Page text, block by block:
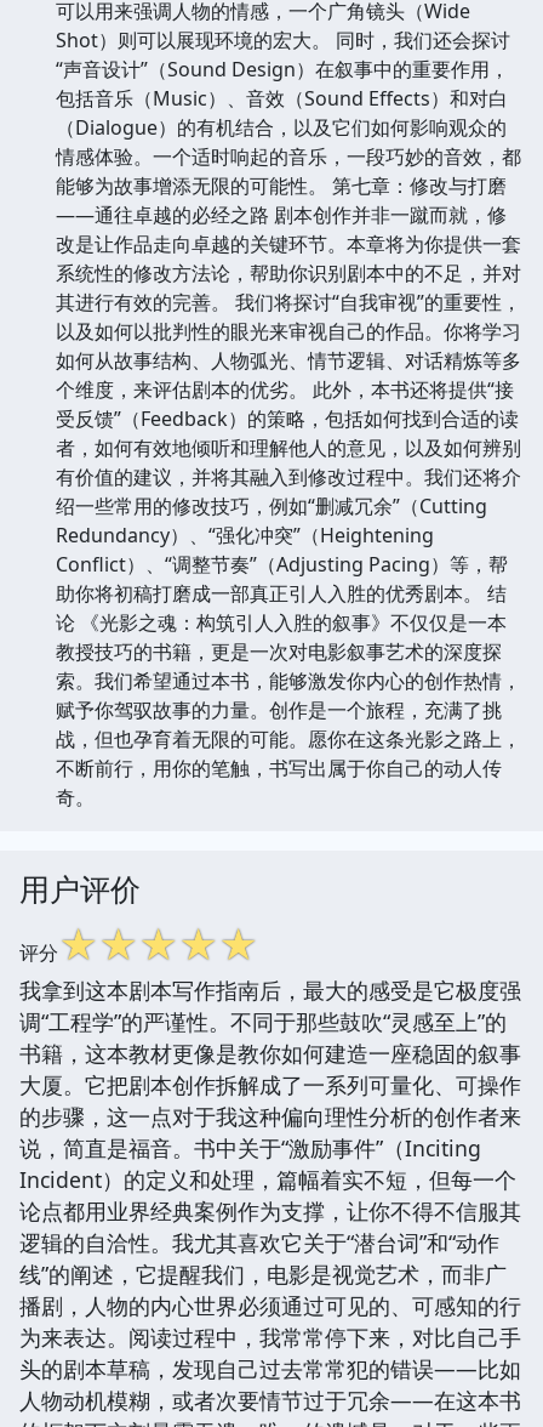
可以用来强调人物的情感，一个广角镜头（Wide
Shot）则可以展现环境的宏大。 同时，我们还会探讨
“声音设计”（Sound Design）在叙事中的重要作用，
包括音乐（Music）、音效（Sound Effects）和对白
（Dialogue）的有机结合，以及它们如何影响观众的
情感体验。一个适时响起的音乐，一段巧妙的音效，都
能够为故事增添无限的可能性。 第七章：修改与打磨
——通往卓越的必经之路 剧本创作并非一蹴而就，修
改是让作品走向卓越的关键环节。本章将为你提供一套
系统性的修改方法论，帮助你识别剧本中的不足，并对
其进行有效的完善。 我们将探讨“自我审视”的重要性，
以及如何以批判性的眼光来审视自己的作品。你将学习
如何从故事结构、人物弧光、情节逻辑、对话精炼等多
个维度，来评估剧本的优劣。 此外，本书还将提供“接
受反馈”（Feedback）的策略，包括如何找到合适的读
者，如何有效地倾听和理解他人的意见，以及如何辨别
有价值的建议，并将其融入到修改过程中。我们还将介
绍一些常用的修改技巧，例如“删减冗余”（Cutting
Redundancy）、“强化冲突”（Heightening
Conflict）、“调整节奏”（Adjusting Pacing）等，帮
助你将初稿打磨成一部真正引人入胜的优秀剧本。 结
论 《光影之魂：构筑引人入胜的叙事》不仅仅是一本
教授技巧的书籍，更是一次对电影叙事艺术的深度探
索。我们希望通过本书，能够激发你内心的创作热情，
赋予你驾驭故事的力量。创作是一个旅程，充满了挑
战，但也孕育着无限的可能。愿你在这条光影之路上，
不断前行，用你的笔触，书写出属于你自己的动人传
奇。
用户评价
评分☆☆☆☆☆
我拿到这本剧本写作指南后，最大的感受是它极度强
调“工程学”的严谨性。不同于那些鼓吹“灵感至上”的
书籍，这本教材更像是教你如何建造一座稳固的叙事
大厦。它把剧本创作拆解成了一系列可量化、可操作
的步骤，这一点对于我这种偏向理性分析的创作者来
说，简直是福音。书中关于“激励事件”（Inciting
Incident）的定义和处理，篇幅着实不短，但每一个
论点都用业界经典案例作为支撑，让你不得不信服其
逻辑的自洽性。我尤其喜欢它关于“潜台词”和“动作
线”的阐述，它提醒我们，电影是视觉艺术，而非广
播剧，人物的内心世界必须通过可见的、可感知的行
为来表达。阅读过程中，我常常停下来，对比自己手
头的剧本草稿，发现自己过去常常犯的错误——比如
人物动机模糊，或者次要情节过于冗余——在这本书